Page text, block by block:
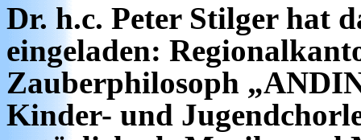
Dr. h.c. Peter Stilger hat
eingeladen:
Zauberphilosoph
Kinder- und